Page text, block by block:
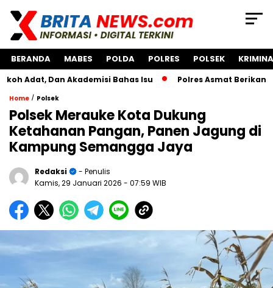
BERANDA MABES POLDA POLRES POLSEK
Akademisi Bahas Isu Polres Asmat Berikan Bantuan
Home / Polsek
Polsek Merauke Kota Dukung
Ketahanan Pangan, Panen Jagung di
Kampung Semangga Jaya
Redaksi
- Penulis
Kamis, 29 Januari 2026 - 07:59 WIB